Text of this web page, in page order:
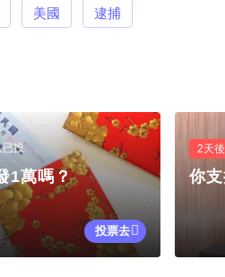
美國 逮捕
已投
1萬嗎？
投票去
2天
你